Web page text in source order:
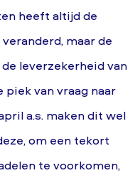
heeft altijd de
maar de
leverzekerheid van
van vraag naar
a.s. maken dit wel
om een tekort
te voorkomen,